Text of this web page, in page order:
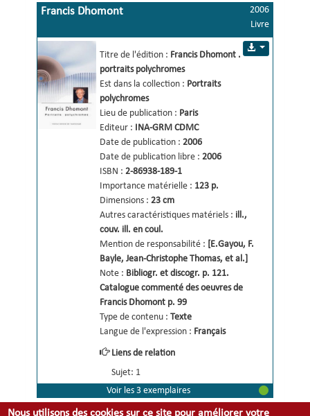
Francis Dhomont
portraits polychromes
2006
Livre
Titre de l'édition : Francis Dhomont .
portraits polychromes
Est dans la collection : Portraits
polychromes
Lieu de publication : Paris
Editeur :
INA-GRMCDMC
Date de publication : 2006
Date de publication libre : 2006
ISBN : 2-86938-189-1
Importance matérielle : 123 p.
Dimensions : 23 cm
Autres caractéristiques matériels : ill.,
couv. ill. en coul.
Mention de responsabilité : [E.Gayou, F.
Bayle, Jean-Christophe Thomas, et al.]
Note : Bibliogr. et discogr. p. 121.
Catalogue commenté des oeuvres de
Francis Dhomont p. 99
Type de contenu : Texte
Langue de l'expression : Français
Liens de relation
Sujet: 1
Voir les 3 exemplaires
Nous utilisons des cookies sur ce site pour améliorer votre